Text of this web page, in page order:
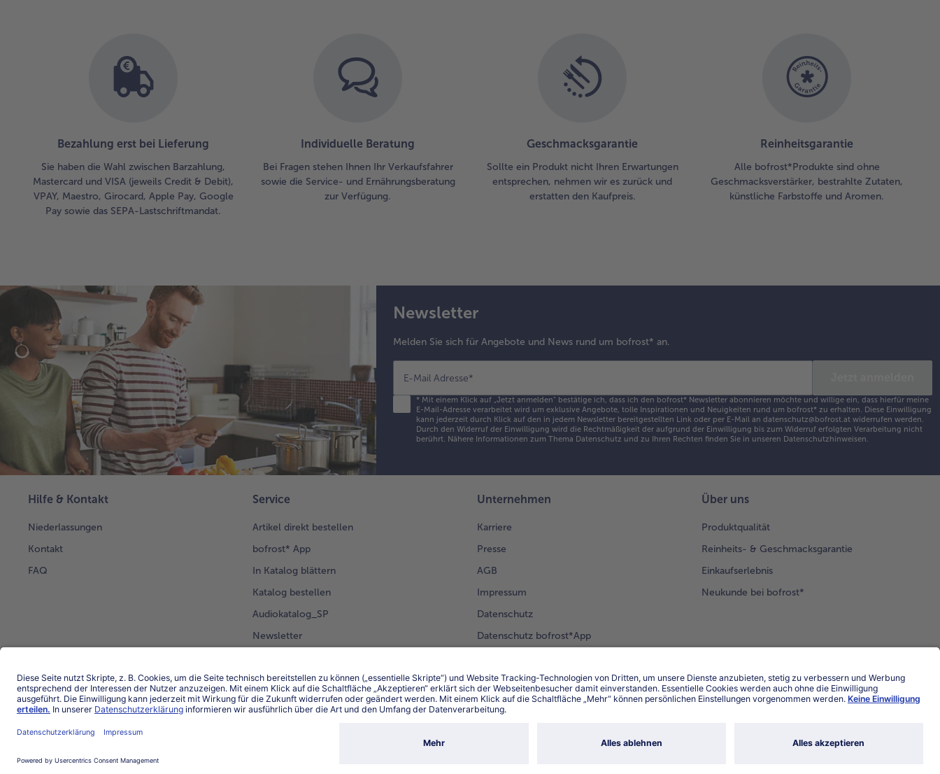
Bezahlung erst bei Lieferung
Sie haben die Wahl zwischen Barzahlung,
Mastercard und VISA (jeweils Credit & Debit),
VPAY, Maestro, Girocard, Apple Pay, Google
Pay sowie das SEPA-Lastschriftmandat.
Individuelle Beratung
Bei Fragen stehen Ihnen Ihr Verkaufsfahrer
sowie die Service- und Ernährungsberatung
zur Verfügung.
Geschmacksgarantie
Sollte ein Produkt nicht Ihren Erwartungen
entsprechen, nehmen wir es zurück und
erstatten den Kaufpreis.
Reinheitsgarantie
Alle bofrost*Produkte sind ohne
Geschmacksverstärker, bestrahlte Zutaten,
künstliche Farbstoffe und Aromen.
Newsletter
Melden Sie sich für Angebote und News rund um bofrost* an.
E-Mail Adresse*
*Mit einem Klick auf „Jetzt anmelden" bestätige ich, dass ich den bofrost* Newsletter abonnieren möchte und willige ein, dass hierfür meine
E-Mail-Adresse verarbeitet wird um exklusive Angebote, tolle Inspirationen und Neuigkeiten rund um bofrost* zu erhalten. Diese Einwilligung
kann jederzeit durch Klick auf den in jedem Newsletter bereitgestellten Link oder per E-Mail an datenschutz@bofrost.at widerrufen werden.
Durch den Widerruf der Einwilligung wird die Rechtmäßigkeit der aufgrund der Einwilligung bis zum Widerruf erfolgten Verarbeitung nicht
berührt. Nähere Informationen zum Thema Datenschutz und zu Ihren Rechten finden Sie in unseren Datenschutzhinweisen
Hilfe & Kontakt
Niederlassungen
Kontakt
FAQ
Service
Artikel direkt bestellen
bofrost* App
In Katalog blättern
Katalog bestellen
Audiokatalog_SP
Newsletter
Unternehmen
Karriere
Presse
AGB
Impressum
Datenschutz
Datenschutz bofrost*App
Über uns
Produktqualität
Reinheits- & Geschmacksgarantie
Einkaufserlebnis
Neukunde bei bofrost*